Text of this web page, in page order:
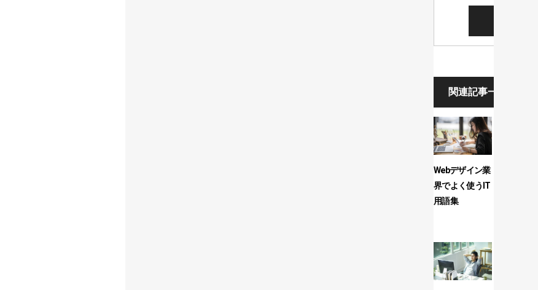
関連記事一覧
Webデザイン業
界でよく使うIT
用語集